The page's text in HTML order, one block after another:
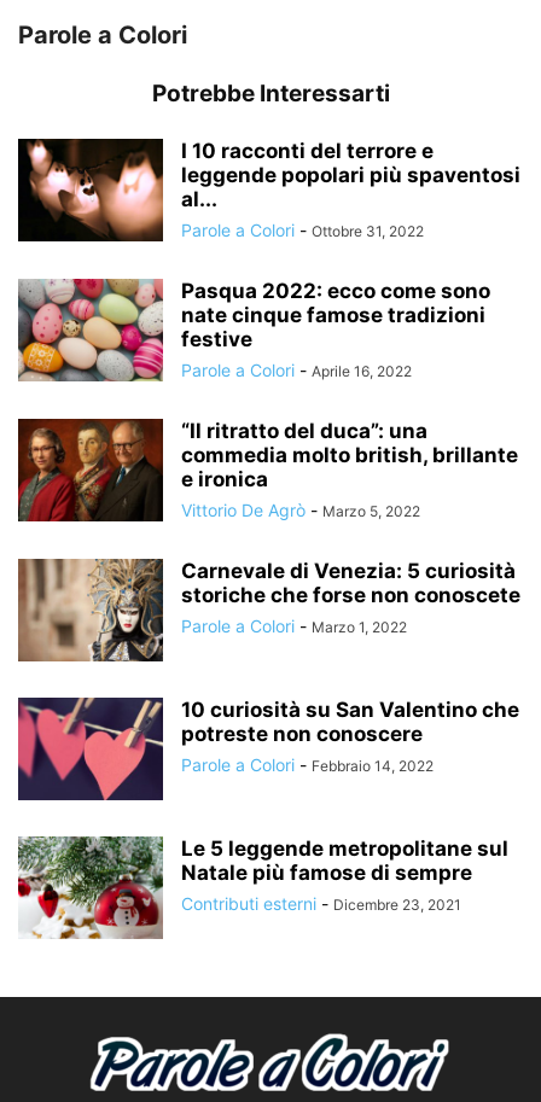
Parole a Colori
Potrebbe Interessarti
I 10 racconti del terrore e
leggende popolari più spaventosi
al...
Parole a Colori - Ottobre 31, 2022
Pasqua 2022: ecco come sono
nate cinque famose tradizioni
festive
Parole a Colori - Aprile 16, 2022
“Il ritratto del duca”: una
commedia molto british, brillante
e ironica
Vittorio De Agrò - Marzo 5, 2022
Carnevale di Venezia: 5 curiosità
storiche che forse non conoscete
Parole a Colori - Marzo 1, 2022
10 curiosità su San Valentino che
potreste non conoscere
Parole a Colori - Febbraio 14, 2022
Le 5 leggende metropolitane sul
Natale più famose di sempre
Contributi esterni - Dicembre 23, 2021